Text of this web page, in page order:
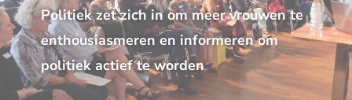
Politiek zet zich in om meer vrouwen te
enthousiasmeren en informeren om
politiek actief te worden